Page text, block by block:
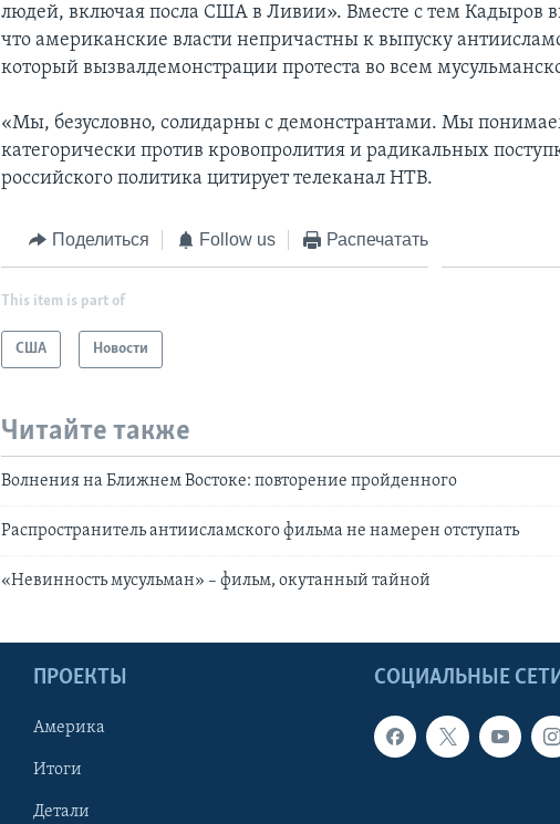
людей, включая посла США в Ливии». Вместе с тем Кадыров
что американские власти непричастны к выпуску
который вызвалдемонстрации протеста во всем
«Мы, безусловно, солидарны с демонстрантами. Мы
категорически против кровопролития и радикальных
российского политика цитирует телеканал НТВ.
Поделиться Follow us Распечатать
This item is part of
США Новости
Читайте также
Волнения на Ближнем Востоке: повторение пройденного
Распространитель антиисламского фильма не намерен отступать
«Невинность мусульман» – фильм, окутанный тайной
СОЦИАЛЬНЫЕ СЕТИ
ПРОЕКТЫ
Америка
Итоги
Детали